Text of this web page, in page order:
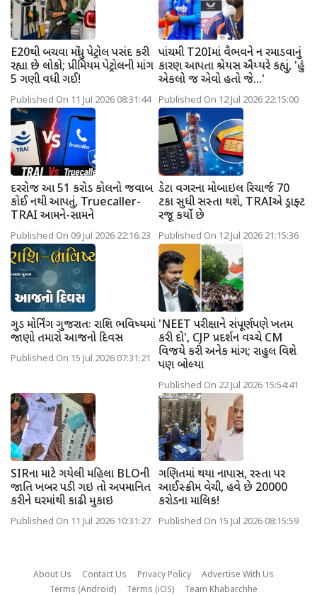
E20થી બચવા મોંઘુ પેટ્રોલ પસંદ કરી
રહ્યા છે લોકો; પ્રીમિયમ પેટ્રોલની માંગ
5 ગણી વધી ગઈ!
Published On 11 Jul 2026 08:31:44
પાંચમી T20Iમાં વૈભવને ન રમાડવાનું
કારણ આપતા શ્રેયસ ઐય્યરે કહ્યું, 'હું
એકલો જ એવો હતો જે...'
Published On 12 Jul 2026 22:15:00
દરરોજ આ 51 કરોડ કોલનો જવાબ
કોઈ નથી આપતું, Truecaller-
TRAI આમને-સામને
Published On 09 Jul 2026 22:16:23
ડેટા વગરના મોબાઇલ રિચાર્જ 70
ટકા સુધી સસ્તા થશે, TRAIએ ડ્રાફ્ટ
રજૂ કર્યો છે
Published On 12 Jul 2026 21:15:36
ગુડ મોર્નિંગ ગુજરાતઃ રાશિ ભવિષ્યમાં
જાણો તમારો આજનો દિવસ
Published On 15 Jul 2026 07:31:21
'NEET પરીક્ષાને સંપૂર્ણપણે ખતમ
કરી દો', CJP પ્રદર્શન વચ્ચે CM
વિજયે કરી અનેક માંગ; રાહુલ વિશે
પણ બોલ્યા
Published On 22 Jul 2026 15:54:41
SIRના માટે ગયેલી મહિલા BLOની
જાતિ ખબર પડી ગઇ તો અપમાનિત
કરીને ઘરમાંથી કાઢી મુકાઇ
Published On 11 Jul 2026 10:31:27
ગણિતમાં થયા નાપાસ, રસ્તા પર
આઈસ્ક્રીમ વેચી, હવે છે 20000
કરોડના માલિક!
Published On 15 Jul 2026 08:15:59
About Us Contact Us Privacy Policy
Advertise With Us
Terms (Android)
Terms (iOS) Team Khabarchhe